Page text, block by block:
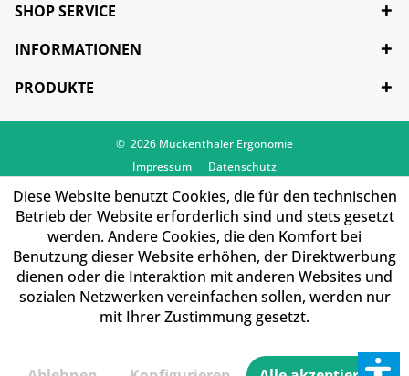
SHOP SERVICE
INFORMATIONEN
PRODUKTE
© 2026 Muckenthaler Ergonomie
Impressum
Datenschutz
Diese Website benutzt Cookies, die für den technischen
Betrieb der Website erforderlich sind und stets gesetzt
werden. Andere Cookies, die den Komfort bei
Benutzung dieser Website erhöhen, der Direktwerbung
dienen oder die Interaktion mit anderen Websites und
sozialen Netzwerken vereinfachen sollen, werden nur
mit Ihrer Zustimmung gesetzt.